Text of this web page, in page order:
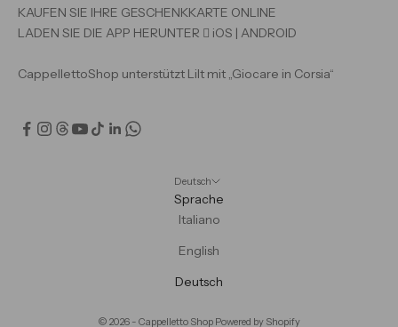
KAUFEN SIE IHRE GESCHENKKARTE ONLINE
LADEN SIE DIE APP HERUNTER  iOS | ANDROID
CappellettoShop unterstützt Lilt mit „Giocare in Corsia“
Deutsch
Sprache
Italiano
English
Deutsch
© 2026 - Cappelletto Shop Powered by Shopify